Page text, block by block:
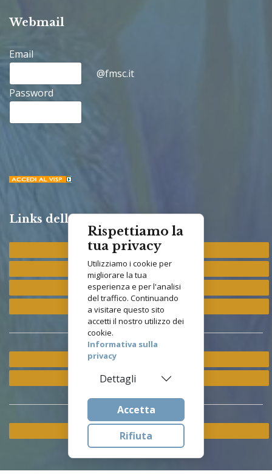
Rispettiamo la
tua privacy
Utilizziamo i cookie per
migliorare la tua
esperienza e per l'analisi
del traffico. Continuando
a visitare questo sito
accetti il nostro utilizzo dei
cookie.
Informativa sulla
privacy
Dettagli
Accetta
Rifiuta
Webmail
Email
@fmsc.it
Password
Links della Congregazione
Provincia "St. Francis"
Provincia "M. Immacolata"
Provincia "S. Antonio"
Provincia "S. Elisabetta"
Ramo ETS
Istituto Asisium
Cookie & Privacy Policy